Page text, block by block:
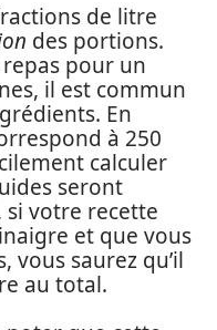
de litre
des portions.
pour un
il est commun
En
à 250
calculer
seront
si votre recette
et que vous
vous saurez qu’il
au total.